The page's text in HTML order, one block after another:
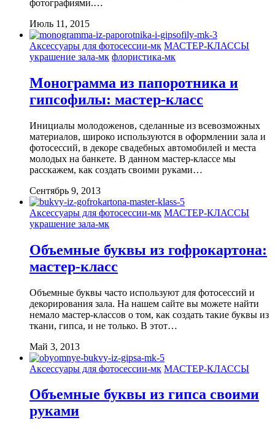
фотографиями.…
Июль 11, 2015
Аксессуары для фотосессии-мк МАСТЕР-КЛАССЫ
украшение зала-мк флористика-мк
Монограмма из папоротника и
гипсофилы: мастер-класс
Инициалы молодоженов, сделанные из всевозможных
материалов, широко используются в оформлении зала и
фотосессий, в декоре свадебных автомобилей и места
молодых на банкете. В данном мастер-классе мы
расскажем, как создать своими руками…
Сентябрь 9, 2013
Аксессуары для фотосессии-мк МАСТЕР-КЛАССЫ
украшение зала-мк
Объемные буквы из гофрокартона:
мастер-класс
Объемные буквы часто используют для фотосессий и
декорирования зала. На нашем сайте вы можете найти
немало мастер-классов о том, как создать такие буквы из
ткани, гипса, и не только. В этот…
Май 3, 2013
Аксессуары для фотосессии-мк МАСТЕР-КЛАССЫ
Объемные буквы из гипса своими
руками